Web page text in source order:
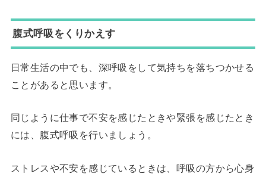
腹式呼吸をくりかえす
日常生活の中でも、深呼吸をして気持ちを落ちつかせる
ことがあると思います。
同じように仕事で不安を感じたときや緊張を感じたとき
には、腹式呼吸を行いましょう。
ストレスや不安を感じているときは、呼吸の方から心身